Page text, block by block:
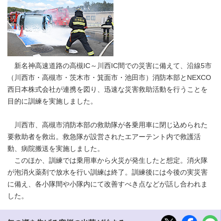
新名神高速道路の高槻IC～川西IC間での災害に備えて、沿線5市
（川西市・高槻市・茨木市・箕面市・池田市）消防本部とNEXCO
西日本株式会社が連携を図り、迅速な災害救助活動を行うことを
目的に訓練を実施しました。
川西市、高槻市消防本部の救助隊が各乗用車に閉じ込められた
要救助者を救出。救急隊が設営されたエアーテント内で救護活
動、病院搬送を実施しました。
このほか、訓練では乗用車から火災が発生したと想定。消火隊
が泡消火薬剤で放水を行い訓練は終了。訓練後には今後の実災害
に備え、各小隊間や小隊内にて改善すべき点などが話し合われま
した。